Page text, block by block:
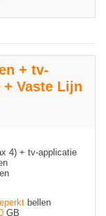
+ tv-
Vaste Lijn
4) + tv-applicatie
bellen
GB